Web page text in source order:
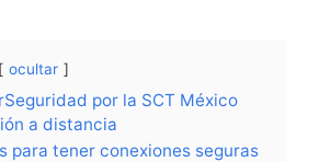
ocultar
por la SCT México
a distancia
para tener conexiones seguras